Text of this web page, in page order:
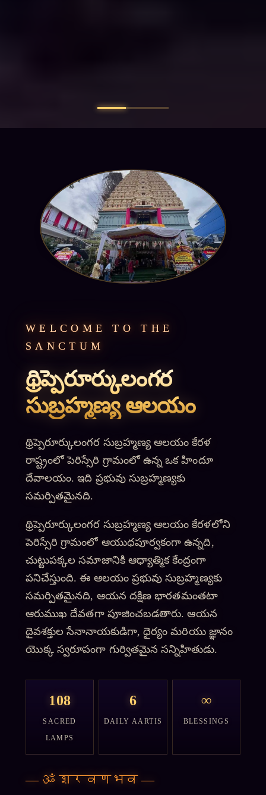
WELCOME TO THE
SANCTUM
థ్రిప్పెరూర్కులంగర
సుబ్రహ్మణ్య ఆలయం
థ్రిప్పెరూర్కులంగర సుబ్రహ్మణ్య ఆలయం కేరళ
రాష్ట్రంలో పెరిస్సేరి గ్రామంలో ఉన్న ఒక హిందూ
దేవాలయం. ఇది ప్రభువు సుబ్రహ్మణ్యకు
సమర్పితమైనది.
థ్రిప్పెరూర్కులంగర సుబ్రహ్మణ్య ఆలయం కేరళలోని
పెరిస్సేరి గ్రామంలో ఆయుధపూర్వకంగా ఉన్నది,
చుట్టుపక్కల సమాజానికి ఆధ్యాత్మిక కేంద్రంగా
పనిచేస్తుంది. ఈ ఆలయం ప్రభువు సుబ్రహ్మణ్యకు
సమర్పితమైనది, ఆయన దక్షిణ భారతమంతటా
ఆరుముఖ దేవతగా పూజించబడతారు. ఆయన
దైవశక్తుల సేనానాయకుడిగా, ధైర్యం మరియు జ్ఞానం
యొక్క స్వరూపంగా గుర్వితమైన సన్నిహితుడు.
108
SACRED
LAMPS
6
DAILY AARTIS
∞
BLESSINGS
— ॐ शरवणभव—